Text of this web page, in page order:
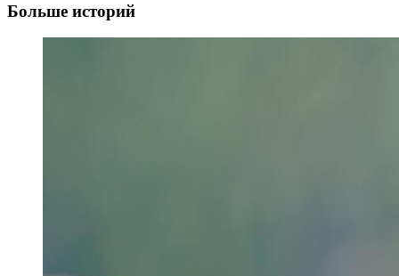
Больше историй